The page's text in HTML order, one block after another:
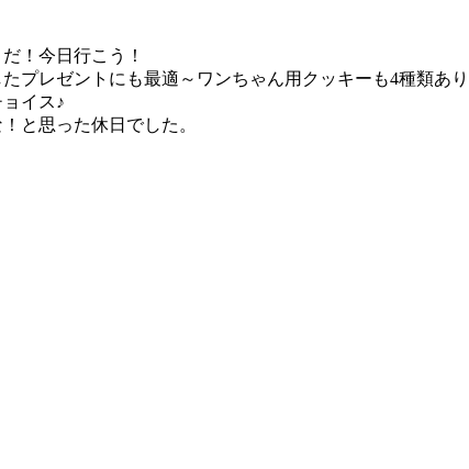
！今日行こう！
プレゼントにも最適～ワンちゃん用クッキーも4種類あり
イス♪
と思った休日でした。